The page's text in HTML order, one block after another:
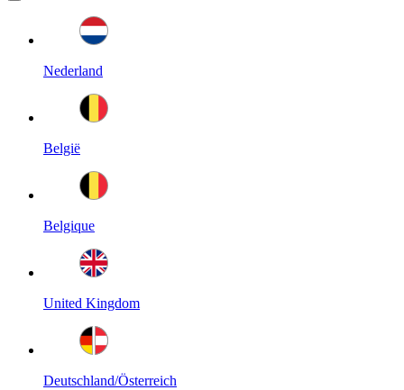
Nederland
België
Belgique
United Kingdom
Deutschland/Österreich